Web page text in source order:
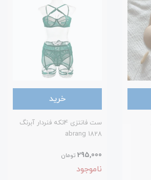
خرید
ست فانتزی 4تکه فنردار آبرنگ
1828 abrang
295,000 تومان
ناموجود